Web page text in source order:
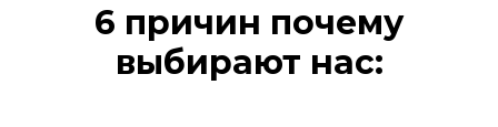
6 причин почему
выбирают нас: